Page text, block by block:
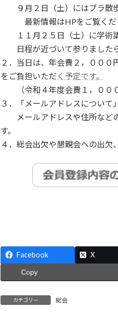
９月２日（土）にはブラ散歩
最新情報はHPをご覧くだ
１１月２５日（土）に学術講
日程が近づいて参りましたら
２．当日は、年会費２，０００
をご負担いただ く予定です。
（令和４年度会費１，０００
３．「メールアドレスについて
メールアドレスや住所などの
す。
４．総会出欠や懇親会への出欠
Facebook X
Copy
カテゴリー 総会